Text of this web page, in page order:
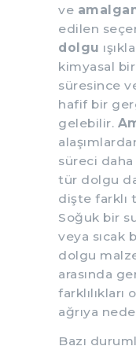
ve
edilen
dolgu
kimyasal
süresince
hafif bir
gelebilir.
süreci
tür dolgu da
dişte farklı
Soğuk bir
veya sıcak
dolgu
arasında
ağrıya
Bazı